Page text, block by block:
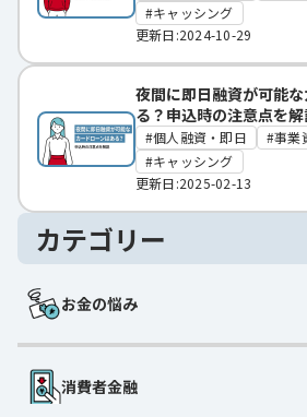
キャッシング
更新日:2024-10-29
夜間に即日融資が可能
る？申込時の注意点を
個人融資・即日
事業
キャッシング
更新日:2025-02-13
カテゴリー
お金の悩み
消費者金融